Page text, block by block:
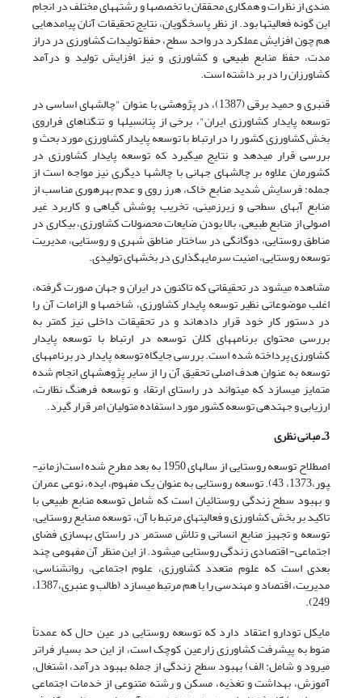
مندی از نظرات و همکاری محققان با تخصص­ها و رشته­های مختلف در انجام
این گونه فعالیت­ها بود. از نظر پاسخگویان، نتایج تحقیقات آنان پیامدهایی
هم چون افزایش عملکرد در واحد سطح، حفظ تولیدات کشاورزی در دراز
مدت، حفظ منابع طبیعی و کشاورزی و نیز افزایش تولید و درآمد
کشاورزان را در بر داشته است.
قنبری و حمید برقی (1387)، در پژوهشی با عنوان "چالش­های اساسی در
توسعه پایدار کشاورزی ایران"، برخی از پتانسیل­ها و تنگناهای فراروی
بخش کشاورزی کشور را در ارتباط با توسعه پایدار کشاورزی مورد بحث و
بررسی قرار می­دهد و نتایج می­گیرد که توسعه پایدار کشاورزی در
کشورمان علاوه بر چالش­های جهانی با چالش­ها دیگری نیز مواجه است از
جمله: فرسایش شدید منابع خاک، هرز روی و عدم بهره­وری مناسب از
منابع آب­های سطحی و زیرزمینی، تخریب پوشش گیاهی و کاربرد غیر
اصولی از منابع طبیعی، بالا بودن ضایعات محصولات کشاورزی، بیکاری در
مناطق روستایی، دوگانگی در ساختار مناطق شهری و روستایی، مدیریت
توسعه روستایی، امنیت سرمایه­گذاری در بخش­های تولیدی.
مشاهده می­شود در تحقیقاتی که تاکنون در ایران و جهان صورت گرفته،
اغلب موضوعاتی نظیر توسعه پایدار کشاورزی، شاخص­ها و الزامات آن را
در دستور کار خود قرار داده­اند و در تحقیقات داخلی نیز کمتر به
بررسی محتوای برنامه­های کلان توسعه در ارتباط با توسعه پایدار
کشاورزی پرداخته شده است. بررسی جایگاه توسعه پایدار در برنامه­های
توسعه به عنوان هدف اصلی تحقیق آن را از سایر پِژوهش­های انجام شده
متمایز می­سازد که می­تواند در راستای ارتقاء و توسعه فرهنگ نظارت،
ارزیابی و جهت­دهی توسعه کشور مورد استفاده متولیان امر قرار گیرد.
3ـ مبانی نظری
اصطلاح توسعه روستایی از سال­های 1950 به بعد مطرح شده است(زمانی­
پور،1373، 43). توسعه روستایی به عنوان یک مفهوم، ایده، نوعی عمران
و بهبود سطح زندگی روستائیان است که شامل توسعه منابع طبیعی با
تاکید بر بخش کشاورزی و فعالیت­های مرتبط با آن، توسعه صنایع روستایی،
توسعه و تجهیز منابع انسانی و تلاش مستمر در راستای بهسازی فضای
اجتماعی- اقتصادی زندگی روستایی می­شود. از این منظر آن مفهومی چند
بعدی است که علوم متعدد کشاورزی، علوم اجتماعی، روانشناسی،
مدیریت، اقتصاد و مهندسی را با هم مرتبط می­سازد (طالب و عنبری،1387،
249).
مایکل تودارو اعتقاد دارد که توسعه روستایی در عین حال که عمدتاً
منوط به پیشرفت کشاورزی زارعین کوچک است، از این حد بسیار فراتر
می­رود و شامل: الف) بهبود سطح زندگی از جمله بهبود درآمد، اشتغال،
آموزش، بهداشت و تغذیه، مسکن و رشته متنوعی از خدمات اجتماعی